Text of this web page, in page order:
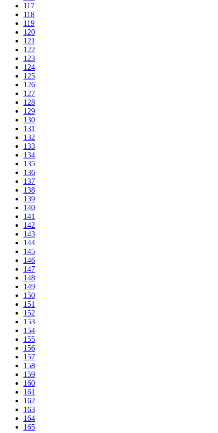
117
118
119
120
121
122
123
124
125
126
127
128
129
130
131
132
133
134
135
136
137
138
139
140
141
142
143
144
145
146
147
148
149
150
151
152
153
154
155
156
157
158
159
160
161
162
163
164
165